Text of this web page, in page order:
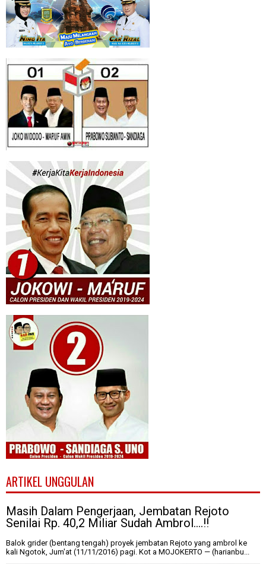
ARTIKEL UNGGULAN
Masih Dalam Pengerjaan, Jembatan Rejoto
Senilai Rp. 40,2 Miliar Sudah Ambrol....!!
Balok grider (bentang tengah) proyek jembatan Rejoto yang ambrol ke
kali Ngotok, Jum'at (11/11/2016) pagi. Kot a MOJOKERTO — (harianbu...